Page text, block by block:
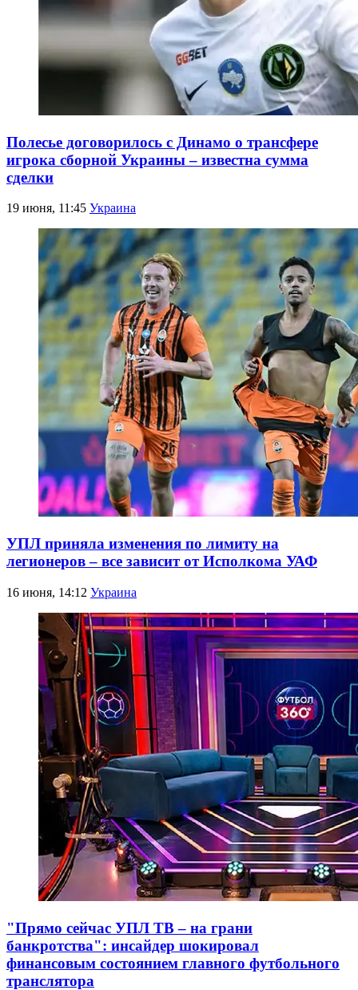
Полесье договорилось с Динамо о трансфере
игрока сборной Украины – известна сумма
сделки
19 июня, 11:45 Украина
УПЛ приняла изменения по лимиту на
легионеров – все зависит от Исполкома УАФ
16 июня, 14:12 Украина
"Прямо сейчас УПЛ ТВ – на грани
банкротства": инсайдер шокировал
финансовым состоянием главного футбольного
транслятора